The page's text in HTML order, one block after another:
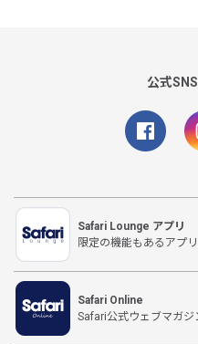
公式
Safari Lounge アプリ
限定の機能もあるアプ
Safari Online
Safari公式ウェブマガジ